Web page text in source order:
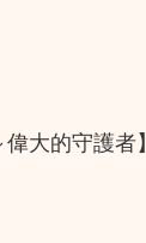
大的守護者】